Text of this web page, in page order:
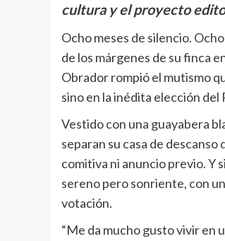
cultura y el proyecto
Ocho meses de silencio.
de los márgenes de su finca
Obrador rompió el mutismo
sino en la inédita elección del
Vestido con una guayabera
separan su casa de
comitiva ni anuncio previo. Y
sereno pero sonriente, con
votación.
“Me da mucho gusto vivir en